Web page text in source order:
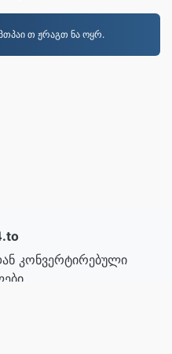
თ ჟრაგთ ნა ოყრ.
კონვერტირებული